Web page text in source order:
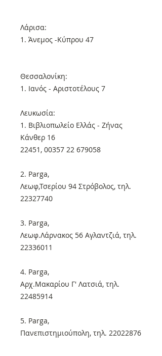
Λάρισα:
1. Άνεμος -Κύπρου 47
Θεσσαλονίκη:
1. Ιανός - Αριστοτέλους 7
Λευκωσία:
1. Βιβλιοπωλείο Ελλάς - Ζήνας
Κάνθερ 16
22451, 00357 22 679058
2. Parga,
Λεωφ,Τσερίου 94 Στρόβολος, τηλ.
22327740
3. Parga,
Λεωφ.Λάρνακος 56 Αγλαντζιά, τηλ.
22336011
4. Parga,
Αρχ.Μακαρίου Γ' Λατσιά, τηλ.
22485914
5. Parga,
Πανεπιστημιούπολη, τηλ. 22022876